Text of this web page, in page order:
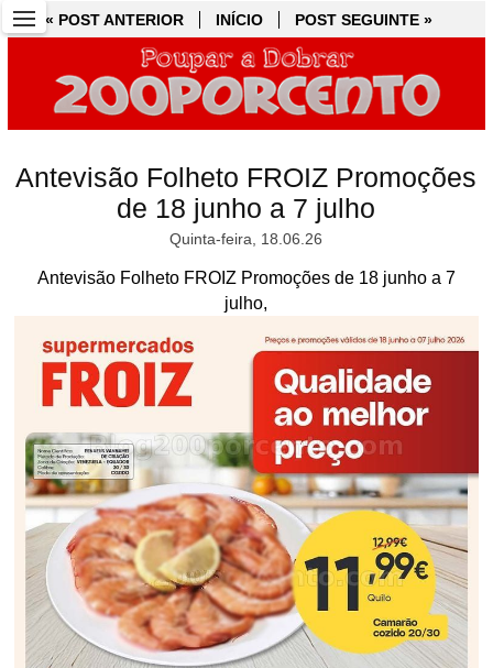
« POST ANTERIOR INÍCIO POST SEGUINTE »
Antevisão Folheto FROIZ Promoções
de 18 junho a 7 julho
Quinta-feira, 18.06.26
Antevisão Folheto FROIZ Promoções de 18 junho a 7
julho,
« POST ANTERIOR INÍCIO POST SEGUINTE »